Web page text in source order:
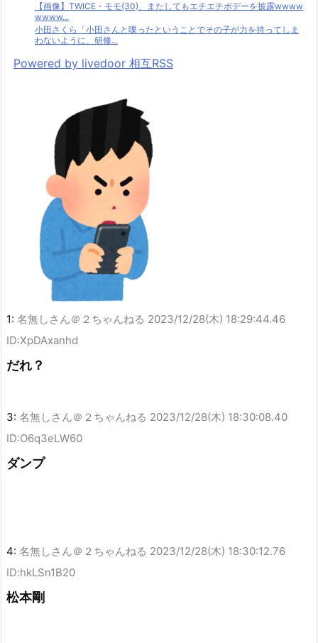
【画像】TWICE・モモ(30)、またしてもエチエチボデーを披露wwww
wwww...
小田さくら「小田さんと喋ったということでその子が力を持ってしま
わないように、研修...
Powered by livedoor 相互RSS
1: 名無しさん＠２ちゃんねる 2023/12/28(木) 18:29:44.46
ID:XpDAxanhd
だれ？
3: 名無しさん＠２ちゃんねる 2023/12/28(木) 18:30:08.40
ID:O6q3eLW60
ダンプ
4: 名無しさん＠２ちゃんねる 2023/12/28(木) 18:30:12.76
ID:hkLSn1B20
松本剛